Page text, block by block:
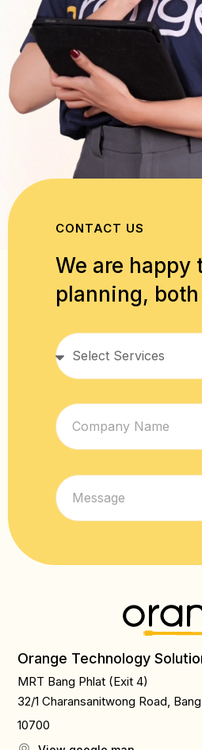
CONTACT US
We are
planning,
Orange Technology
MRT Bang Phlat (Exit 4)
32/1 Charansanitwong Road,
10700